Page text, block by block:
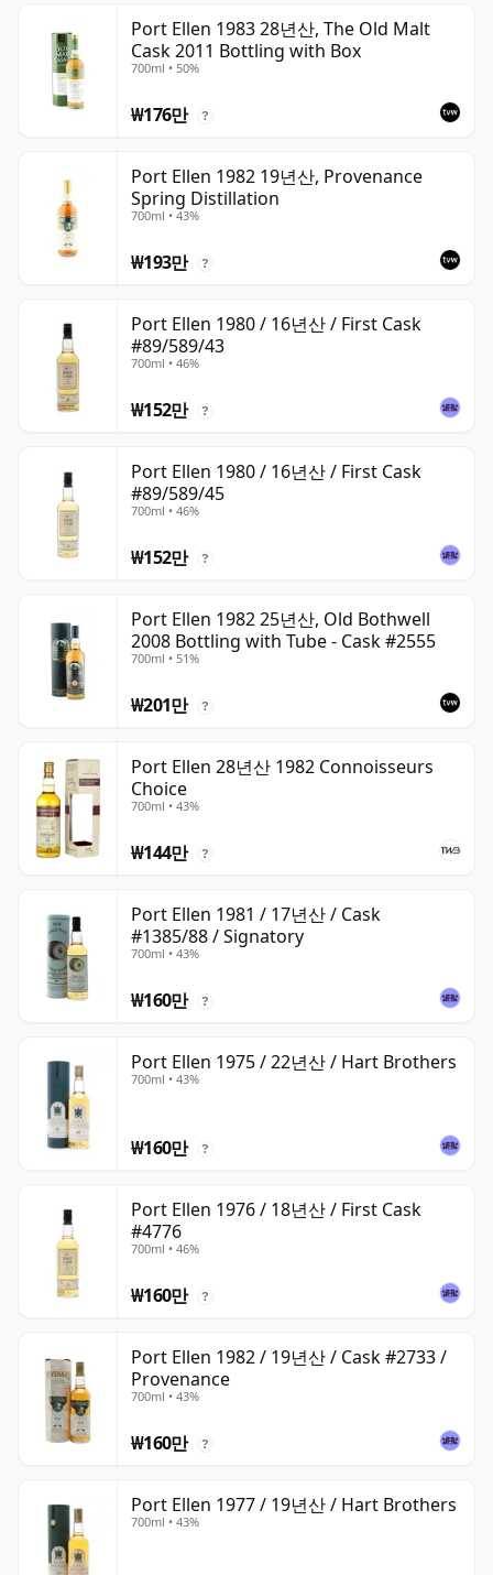
Port Ellen 1983 28년산, The Old Malt
Cask 2011 Bottling with Box
700ml • 50%
₩176만 ?
Port Ellen 1982 19년산, Provenance
Spring Distillation
700ml • 43%
₩193만 ?
Port Ellen 1980 / 16년산 / First Cask
#89/589/43
700ml • 46%
₩152만 ?
Port Ellen 1980 / 16년산 / First Cask
#89/589/45
700ml • 46%
₩152만 ?
Port Ellen 1982 25년산, Old Bothwell
2008 Bottling with Tube - Cask #2555
700ml • 51%
₩201만 ?
Port Ellen 28년산 1982 Connoisseurs
Choice
700ml • 43%
₩144만 ?
Port Ellen 1981 / 17년산 / Cask
#1385/88 / Signatory
700ml • 43%
₩160만 ?
Port Ellen 1975 / 22년산 / Hart Brothers
700ml • 43%
₩160만 ?
Port Ellen 1976 / 18년산 / First Cask
#4776
700ml • 46%
₩160만 ?
Port Ellen 1982 / 19년산 / Cask #2733 /
Provenance
700ml • 43%
₩160만 ?
Port Ellen 1977 / 19년산 / Hart Brothers
700ml • 43%